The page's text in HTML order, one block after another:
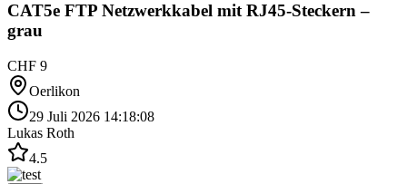
CAT5e FTP Netzwerkkabel mit RJ45-Steckern –
grau
CHF 9
Oerlikon
29 Juli 2026 14:18:08
Lukas Roth
4.5